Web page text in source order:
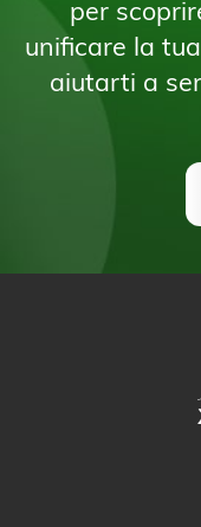
per
unificare la
aiutarti a